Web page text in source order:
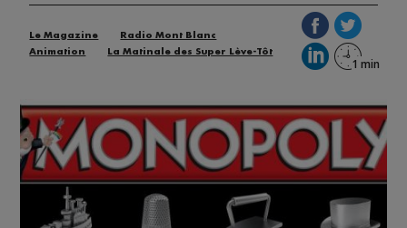
Le Magazine
Radio Mont Blanc
Animation
La Matinale des Super Lève-Tôt